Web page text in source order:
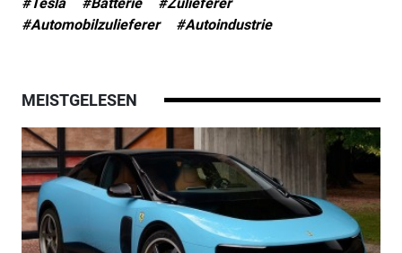
#Automobilzulieferer
#Autoindustrie
MEISTGELESEN